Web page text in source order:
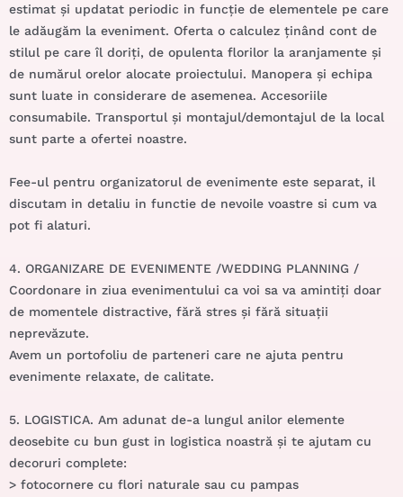
estimat și updatat periodic in funcție de elementele pe care
le adăugăm la eveniment. Oferta o calculez ținând cont de
stilul pe care îl doriți, de opulenta florilor la aranjamente și
de numărul orelor alocate proiectului. Manopera și echipa
sunt luate in considerare de asemenea. Accesoriile
consumabile. Transportul și montajul/demontajul de la local
sunt parte a ofertei noastre.
Fee-ul pentru organizatorul de evenimente este separat, il
discutam in detaliu in functie de nevoile voastre si cum va
pot fi alaturi.
4. ORGANIZARE DE EVENIMENTE /WEDDING PLANNING /
Coordonare in ziua evenimentului ca voi sa va amintiți doar
de momentele distractive, fără stres și fără situații
neprevăzute.
Avem un portofoliu de parteneri care ne ajuta pentru
evenimente relaxate, de calitate.
5. LOGISTICA. Am adunat de-a lungul anilor elemente
deosebite cu bun gust in logistica noastră și te ajutam cu
decoruri complete:
> fotocornere cu flori naturale sau cu pampas